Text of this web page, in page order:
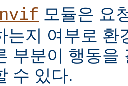
모듈은 요
는지 여부로 환
부분이 행동을
수 있다.